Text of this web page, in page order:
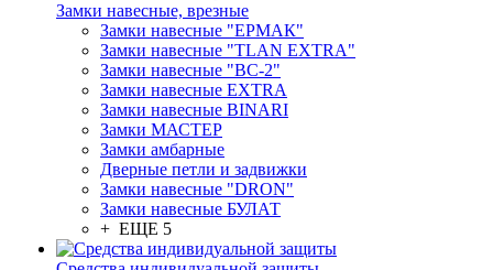
Замки навесные, врезные
Замки навесные "ЕРМАК"
Замки навесные "TLAN EXTRA"
Замки навесные "ВС-2"
Замки навесные EXTRA
Замки навесные BINARI
Замки МАСТЕР
Замки амбарные
Дверные петли и задвижки
Замки навесные "DRON"
Замки навесные БУЛАТ
+ ЕЩЕ 5